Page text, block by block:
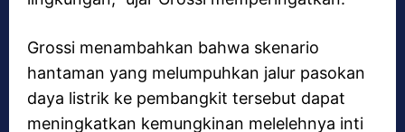
Grossi menambahkan bahwa skenario
hantaman yang melumpuhkan jalur pasokan
daya listrik ke pembangkit tersebut dapat
meningkatkan kemungkinan melelehnya inti